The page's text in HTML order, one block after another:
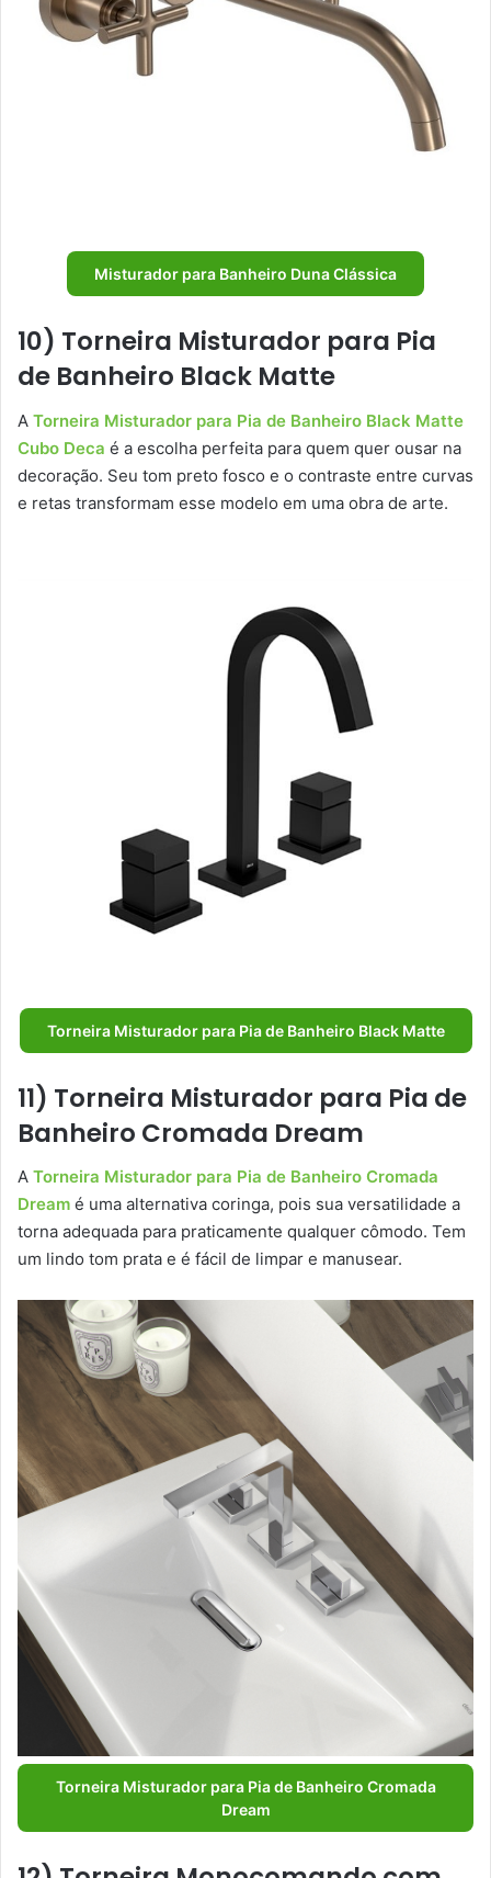
Misturador para Banheiro Duna Clássica
10) Torneira Misturador para Pia
de Banheiro Black Matte
A Torneira Misturador para Pia de Banheiro Black Matte
Cubo Deca é a escolha perfeita para quem quer ousar na
decoração. Seu tom preto fosco e o contraste entre curvas
e retas transformam esse modelo em uma obra de arte.
Torneira Misturador para Pia de Banheiro Black Matte
11) Torneira Misturador para Pia de
Banheiro Cromada Dream
A Torneira Misturador para Pia de Banheiro Cromada
Dream é uma alternativa coringa, pois sua versatilidade a
torna adequada para praticamente qualquer cômodo. Tem
um lindo tom prata e é fácil de limpar e manusear.
Torneira Misturador para Pia de Banheiro Cromada
Dream